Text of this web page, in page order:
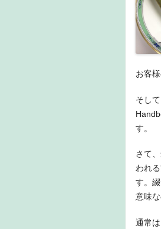
お客
そし
す。
さて
われ
す。
意味
通常